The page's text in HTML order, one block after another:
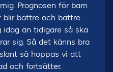
Prognosen för barn
blir bättre och bättre
idag än tidigare så ska
sig. Så det känns bra
så hoppas vi att
och fortsätter.